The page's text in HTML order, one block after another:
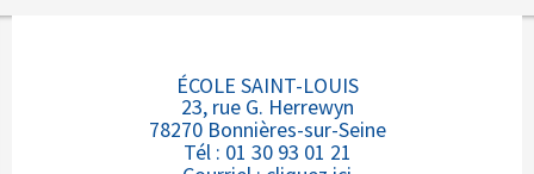
ÉCOLE SAINT-LOUIS
23, rue G. Herrewyn
78270 Bonnières-sur-Seine
Tél : 01 30 93 01 21